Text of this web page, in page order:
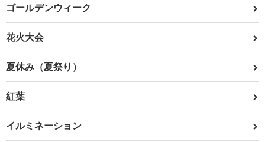
ゴールデンウィーク
花火大会
夏休み（夏祭り）
紅葉
イルミネーション